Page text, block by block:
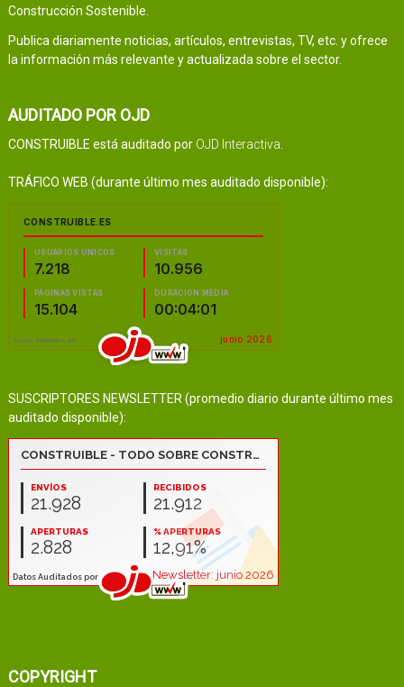
Construcción Sostenible.
Publica diariamente noticias, artículos, entrevistas, TV, etc. y ofrece
la información más relevante y actualizada sobre el sector.
AUDITADO POR OJD
CONSTRUIBLE está auditado por OJD Interactiva
TRÁFICO WEB (durante último mes auditado disponible):
SUSCRIPTORES NEWSLETTER (promedio diario durante último mes
auditado disponible):
COPYRIGHT